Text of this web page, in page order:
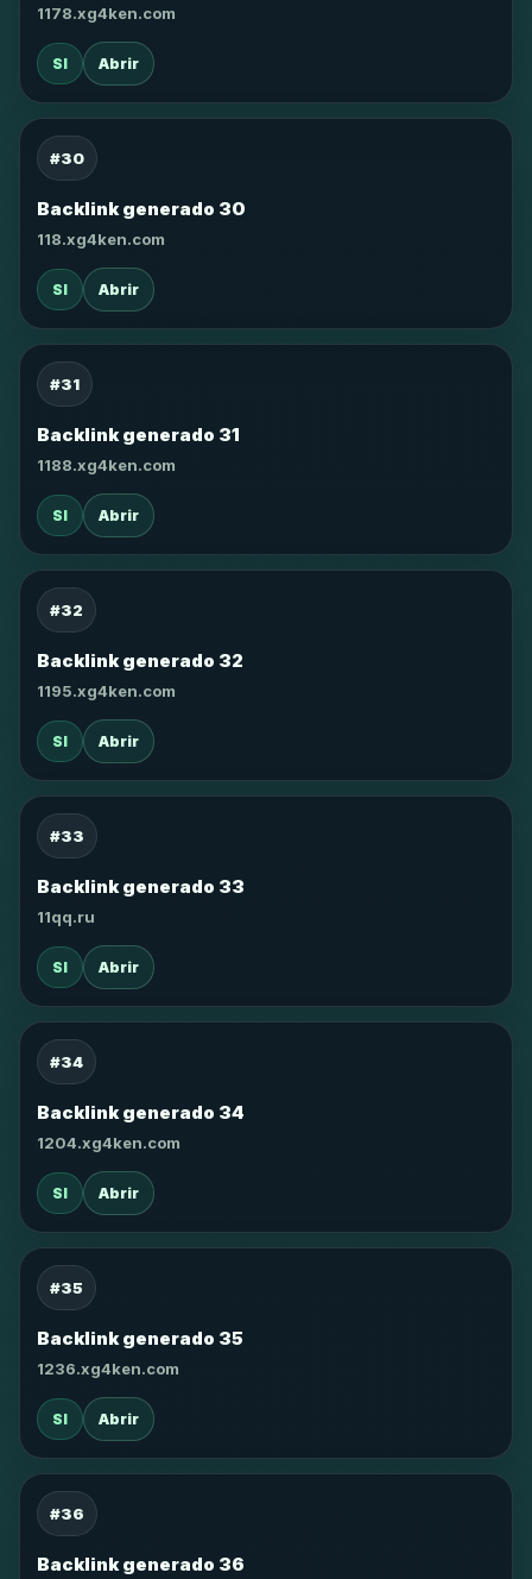
1178.xg4ken.com
SI Abrir
#30
Backlink generado 30
118.xg4ken.com
SI Abrir
#31
Backlink generado 31
1188.xg4ken.com
SI Abrir
#32
Backlink generado 32
1195.xg4ken.com
SI Abrir
#33
Backlink generado 33
11qq.ru
SI Abrir
#34
Backlink generado 34
1204.xg4ken.com
SI Abrir
#35
Backlink generado 35
1236.xg4ken.com
SI Abrir
#36
Backlink generado 36